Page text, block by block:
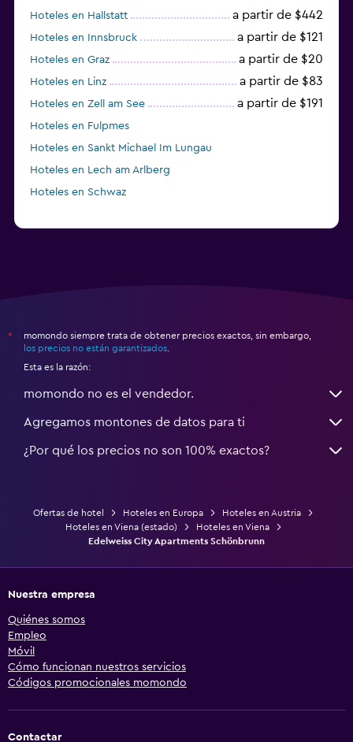
Hoteles en Hallstatt a partir de $442
Hoteles en Innsbruck a partir de $121
Hoteles en Graz a partir de $20
Hoteles en Linz a partir de $83
Hoteles en Zell am See a partir de $191
Hoteles en Fulpmes
Hoteles en Sankt Michael Im Lungau
Hoteles en Lech am Arlberg
Hoteles en Schwaz
*
momondo siempre trata de obtener precios exactos, sin embargo,
los precios no están garantizados
Esta es la razón:
momondo no es el vendedor.
Agregamos montones de datos para ti
¿Por qué los precios no son 100% exactos?
Ofertas de hotel Hoteles en Europa
Hoteles en Austria
Hoteles en Viena (estado)
Hoteles en Viena
Edelweiss City Apartments Schönbrunn
Nuestra empresa
Quiénes somos
Empleo
Móvil
Cómo funcionan nuestros servicios
Códigos promocionales momondo
Contactar